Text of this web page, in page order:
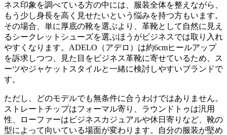
ネス印象を調べている方の中には、服装全体を整えながら、
もう少し身長を高く見せたいという悩みを持つ方もいます。
その場合、単に厚底の靴を選ぶより、革靴として自然に見え
るシークレットシューズを選ぶほうがビジネスでは取り入れ
やすくなります。ADELO（アデロ）は約6cmヒールアップ
を訴求しつつ、見た目をビジネス革靴に寄せているため、ス
ーツやジャケットスタイルと一緒に検討しやすいブランドで
す。
ただし、どのモデルでも無条件に合うわけではありません。
ストレートチップはフォーマル寄り、ラウンドトゥは汎用
性、ローファーはビジネスカジュアルや休日寄りなど、靴の
型によって向いている場面が変わります。自分の服装が堅め